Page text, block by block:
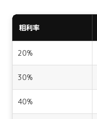
粗利率
20%
30%
40%